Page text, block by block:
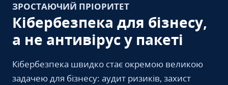
ЗРОСТАЮЧИЙ ПРІОРИТЕТ
Кібербезпека для бізнесу,
а не антивірус у пакеті
Кібербезпека швидко стає окремою великою
задачею для бізнесу: аудит ризиків, захист